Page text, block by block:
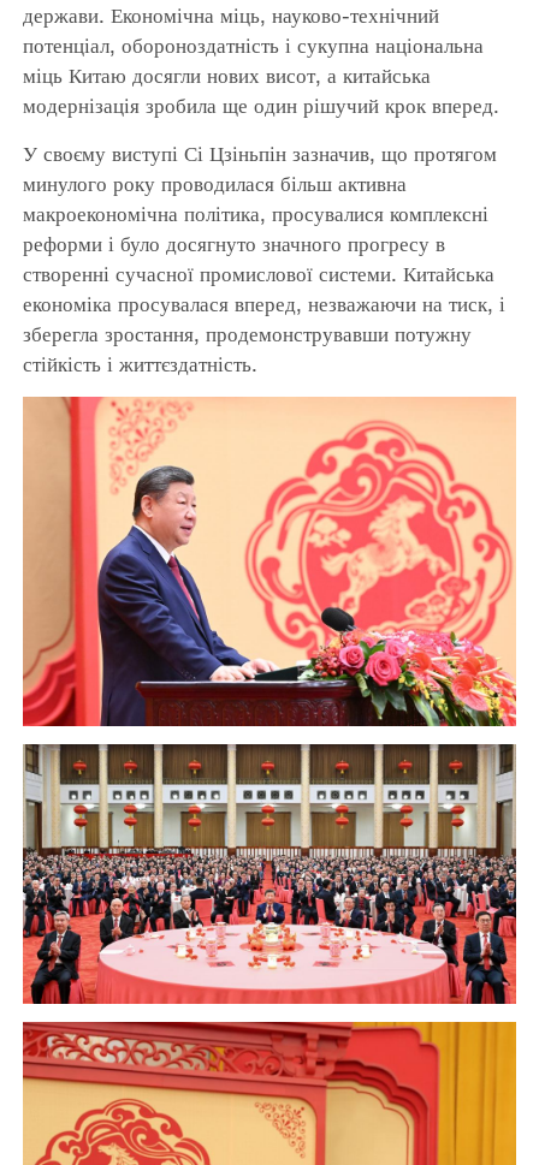
держави. Економічна міць, науково-технічний
потенціал, обороноздатність і сукупна національна
міць Китаю досягли нових висот, а китайська
модернізація зробила ще один рішучий крок вперед.
У своєму виступі Сі Цзіньпін зазначив, що протягом
минулого року проводилася більш активна
макроекономічна політика, просувалися комплексні
реформи і було досягнуто значного прогресу в
створенні сучасної промислової системи. Китайська
економіка просувалася вперед, незважаючи на тиск, і
зберегла зростання, продемонструвавши потужну
стійкість і життєздатність.